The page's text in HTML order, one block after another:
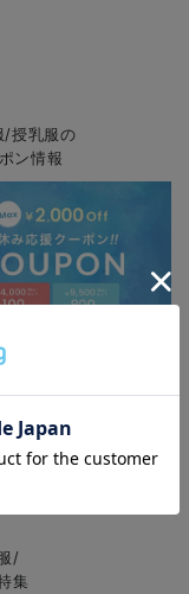
/授乳服の
ン情報
クーポン MAX2,000円
/
集
る